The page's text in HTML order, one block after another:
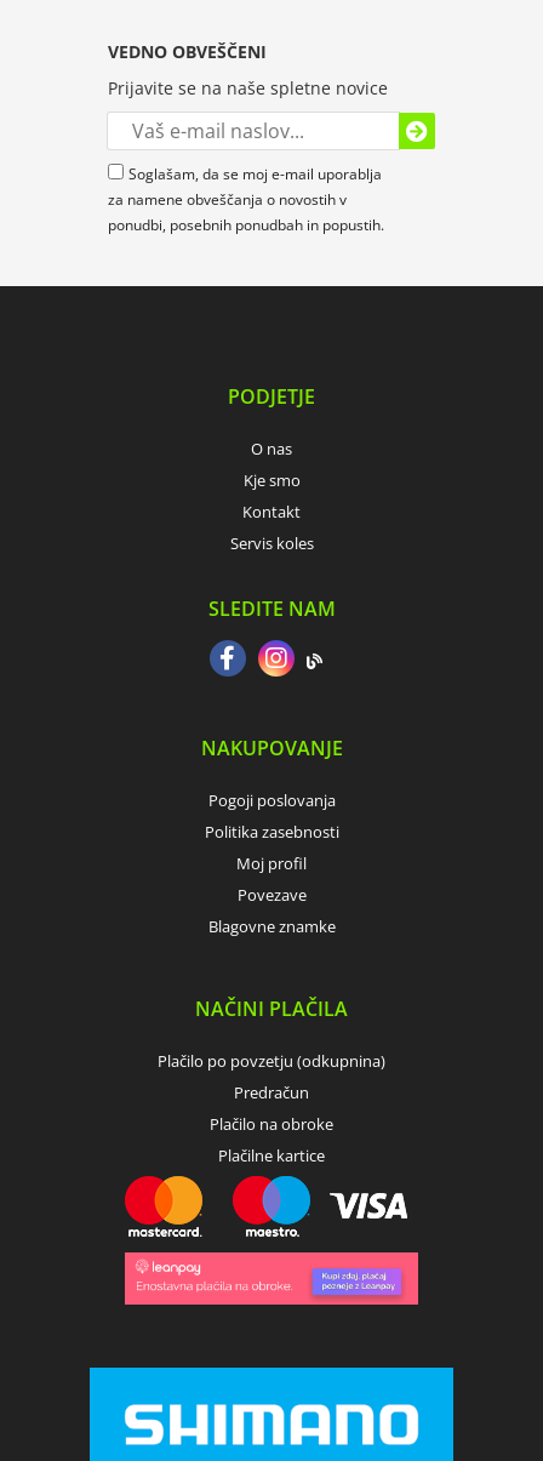
VEDNO OBVEŠČENI
Prijavite se na naše spletne novice
Soglašam, da se moj e-mail uporablja
za namene obveščanja o novostih v
ponudbi, posebnih ponudbah in popustih.
PODJETJE
O nas
Kje smo
Kontakt
Servis koles
SLEDITE NAM
NAKUPOVANJE
Pogoji poslovanja
Politika zasebnosti
Moj profil
Povezave
Blagovne znamke
NAČINI PLAČILA
Plačilo po povzetju (odkupnina)
Predračun
Plačilo na obroke
Plačilne kartice